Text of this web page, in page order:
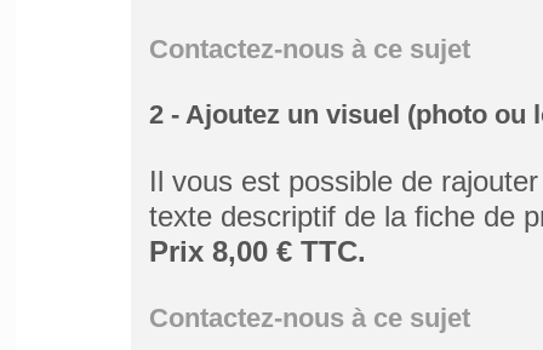
Contactez-nous à ce sujet
2 - Ajoutez un visuel (photo ou
Il vous est possible de
texte descriptif de la fiche de
Prix 8,00 € TTC.
Contactez-nous à ce sujet